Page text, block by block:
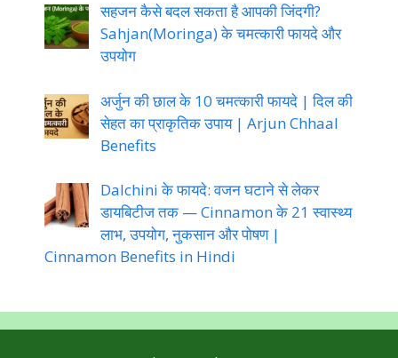
सहजन कैसे बदल सकता है आपकी जिंदगी?
Sahjan(Moringa) के चमत्कारी फायदे और
उपयोग
अर्जुन की छाल के 10 चमत्कारी फायदे | दिल की
सेहत का प्राकृतिक उपाय | Arjun Chhaal
Benefits
Dalchini के फायदे: वजन घटाने से लेकर
डायबिटीज तक — Cinnamon के 21 स्वास्थ्य
लाभ, उपयोग, नुकसान और पोषण |
Cinnamon Benefits in Hindi